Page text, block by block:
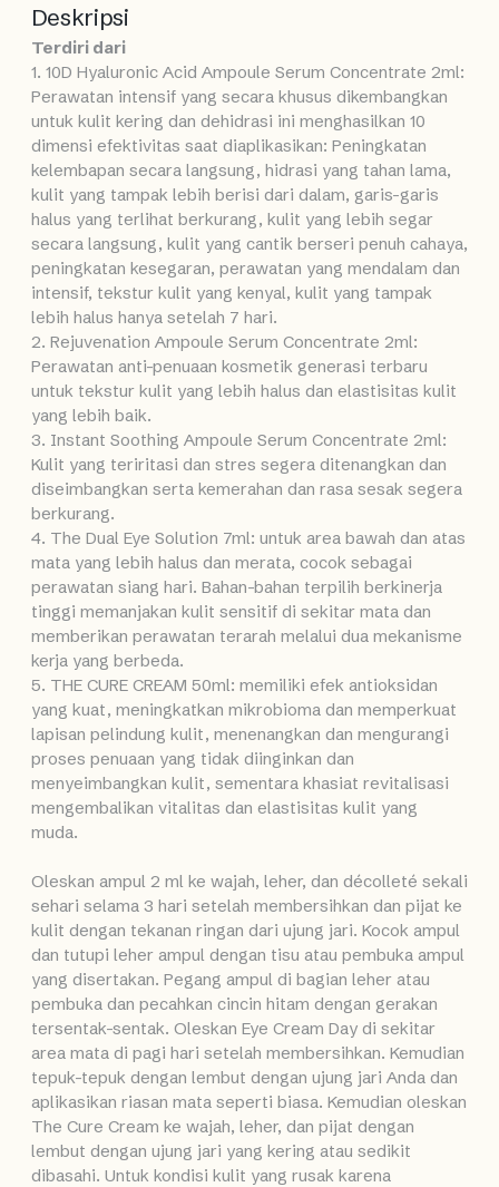
Deskripsi
Terdiri dari
1. 10D Hyaluronic Acid Ampoule Serum Concentrate 2ml:
Perawatan intensif yang secara khusus dikembangkan
untuk kulit kering dan dehidrasi ini menghasilkan 10
dimensi efektivitas saat diaplikasikan: Peningkatan
kelembapan secara langsung, hidrasi yang tahan lama,
kulit yang tampak lebih berisi dari dalam, garis-garis
halus yang terlihat berkurang, kulit yang lebih segar
secara langsung, kulit yang cantik berseri penuh cahaya,
peningkatan kesegaran, perawatan yang mendalam dan
intensif, tekstur kulit yang kenyal, kulit yang tampak
lebih halus hanya setelah 7 hari.
2. Rejuvenation Ampoule Serum Concentrate 2ml:
Perawatan anti-penuaan kosmetik generasi terbaru
untuk tekstur kulit yang lebih halus dan elastisitas kulit
yang lebih baik.
3. Instant Soothing Ampoule Serum Concentrate 2ml:
Kulit yang teriritasi dan stres segera ditenangkan dan
diseimbangkan serta kemerahan dan rasa sesak segera
berkurang.
4. The Dual Eye Solution 7ml: untuk area bawah dan atas
mata yang lebih halus dan merata, cocok sebagai
perawatan siang hari. Bahan-bahan terpilih berkinerja
tinggi memanjakan kulit sensitif di sekitar mata dan
memberikan perawatan terarah melalui dua mekanisme
kerja yang berbeda.
5. THE CURE CREAM 50ml: memiliki efek antioksidan
yang kuat, meningkatkan mikrobioma dan memperkuat
lapisan pelindung kulit, menenangkan dan mengurangi
proses penuaan yang tidak diinginkan dan
menyeimbangkan kulit, sementara khasiat revitalisasi
mengembalikan vitalitas dan elastisitas kulit yang
muda.
Oleskan ampul 2 ml ke wajah, leher, dan décolleté sekali
sehari selama 3 hari setelah membersihkan dan pijat ke
kulit dengan tekanan ringan dari ujung jari. Kocok ampul
dan tutupi leher ampul dengan tisu atau pembuka ampul
yang disertakan. Pegang ampul di bagian leher atau
pembuka dan pecahkan cincin hitam dengan gerakan
tersentak-sentak. Oleskan Eye Cream Day di sekitar
area mata di pagi hari setelah membersihkan. Kemudian
tepuk-tepuk dengan lembut dengan ujung jari Anda dan
aplikasikan riasan mata seperti biasa. Kemudian oleskan
The Cure Cream ke wajah, leher, dan pijat dengan
lembut dengan ujung jari yang kering atau sedikit
dibasahi. Untuk kondisi kulit yang rusak karena